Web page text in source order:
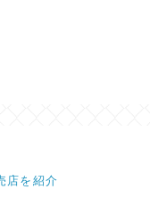
店を紹介